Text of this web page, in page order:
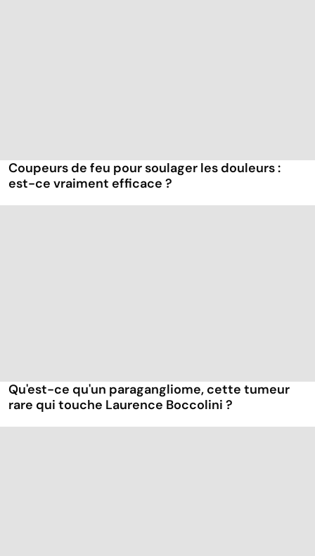
Coupeurs de feu pour soulager les douleurs :
est-ce vraiment efficace ?
Qu'est-ce qu'un paragangliome, cette tumeur
rare qui touche Laurence Boccolini ?